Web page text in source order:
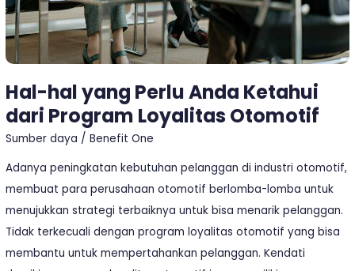
Hal-hal yang Perlu Anda Ketahui
dari Program Loyalitas Otomotif
Sumber daya /Benefit One
Adanya peningkatan kebutuhan pelanggan di industri otomotif,
membuat para perusahaan otomotif berlomba-lomba untuk
menujukkan strategi terbaiknya untuk bisa menarik pelanggan.
Tidak terkecuali dengan program loyalitas otomotif yang bisa
membantu untuk mempertahankan pelanggan. Kendati
Loyalitas
Otomotif